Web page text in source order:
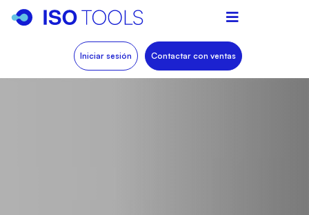
Iniciar sesión Contactar con ventas